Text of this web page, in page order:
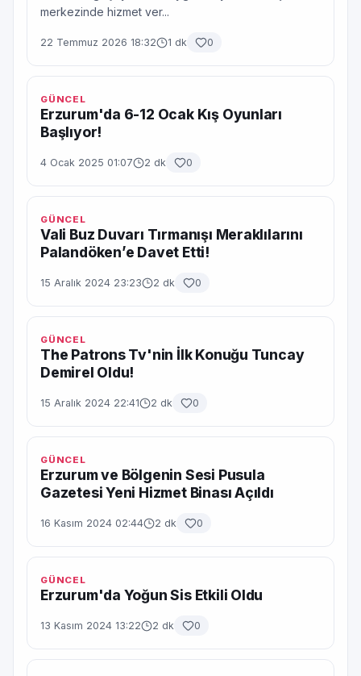
merkezinde hizmet ver...
22 Temmuz 2026 18:32 1 dk 0
GÜNCEL
Erzurum'da 6-12 Ocak Kış Oyunları
Başlıyor!
4 Ocak 2025 01:07 2 dk 0
GÜNCEL
Vali Buz Duvarı Tırmanışı Meraklılarını
Palandöken’e Davet Etti!
15 Aralık 2024 23:23 2 dk 0
GÜNCEL
The Patrons Tv'nin İlk Konuğu Tuncay
Demirel Oldu!
15 Aralık 2024 22:41 2 dk 0
GÜNCEL
Erzurum ve Bölgenin Sesi Pusula
Gazetesi Yeni Hizmet Binası Açıldı
16 Kasım 2024 02:44 2 dk 0
GÜNCEL
Erzurum'da Yoğun Sis Etkili Oldu
13 Kasım 2024 13:22 2 dk 0